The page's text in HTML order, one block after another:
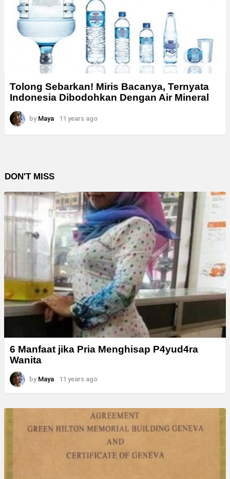
Tolong Sebarkan! Miris Bacanya, Ternyata
Indonesia Dibodohkan Dengan Air Mineral
by Maya 11 years ago
DON'T MISS
6 Manfaat jika Pria Menghisap P4yud4ra
Wanita
by Maya 11 years ago